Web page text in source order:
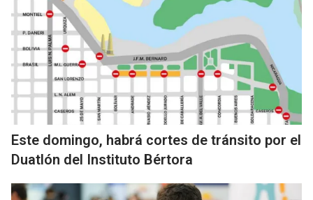
Este domingo, habrá cortes de tránsito por el
Duatlón del Instituto Bértora